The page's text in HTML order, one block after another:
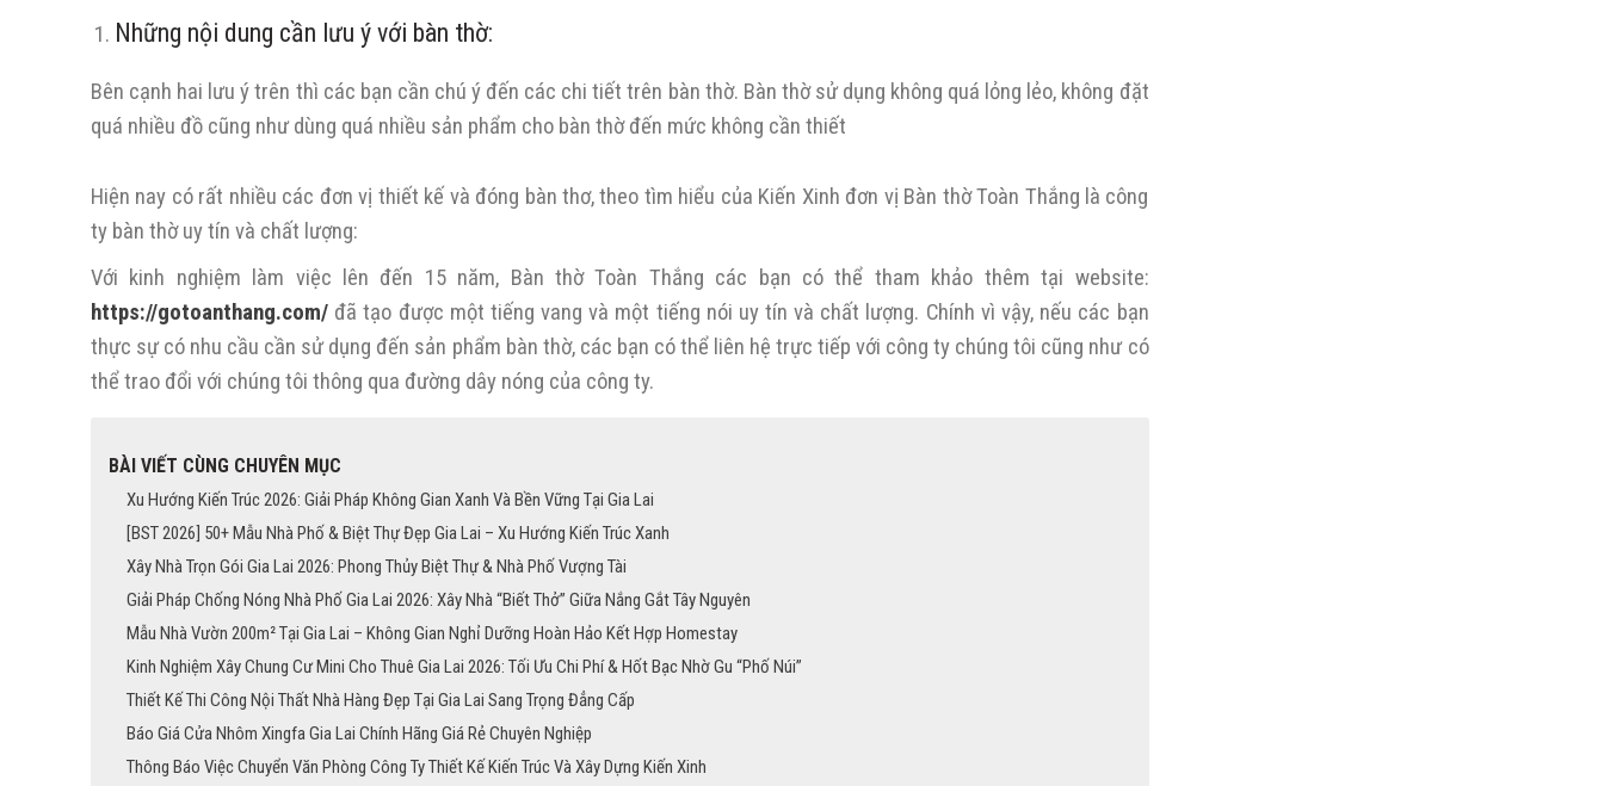
Những nội dung cần lưu ý với bàn thờ:
Bên cạnh hai lưu ý trên thì các bạn cần chú ý đến các chi tiết trên bàn thờ. Bàn thờ sử dụng không quá lỏng lẻo, không đặt
quá nhiều đồ cũng như dùng quá nhiều sản phẩm cho bàn thờ đến mức không cần thiết
Hiện nay có rất nhiều các đơn vị thiết kế và đóng bàn thơ, theo tìm hiểu của Kiến Xinh đơn vị Bàn thờ Toàn Thắng là công
ty bàn thờ uy tín và chất lượng:
Với kinh nghiệm làm việc lên đến 15 năm, Bàn thờ Toàn Thắng các bạn có thể tham khảo thêm tại website:
https://gotoanthang.com/ đã tạo được một tiếng vang và một tiếng nói uy tín và chất lượng. Chính vì vậy, nếu các bạn
thực sự có nhu cầu cần sử dụng đến sản phẩm bàn thờ, các bạn có thể liên hệ trực tiếp với công ty chúng tôi cũng như có
thể trao đổi với chúng tôi thông qua đường dây nóng của công ty.
BÀI VIẾT CÙNG CHUYÊN MỤC
Xu Hướng Kiến Trúc 2026: Giải Pháp Không Gian Xanh Và Bền Vững Tại Gia Lai
[BST 2026] 50+ Mẫu Nhà Phố & Biệt Thự Đẹp Gia Lai – Xu Hướng Kiến Trúc Xanh
Xây Nhà Trọn Gói Gia Lai 2026: Phong Thủy Biệt Thự & Nhà Phố Vượng Tài
Giải Pháp Chống Nóng Nhà Phố Gia Lai 2026: Xây Nhà “Biết Thở” Giữa Nắng Gắt Tây Nguyên
Mẫu Nhà Vườn 200m² Tại Gia Lai – Không Gian Nghỉ Dưỡng Hoàn Hảo Kết Hợp Homestay
Kinh Nghiệm Xây Chung Cư Mini Cho Thuê Gia Lai 2026: Tối Ưu Chi Phí & Hốt Bạc Nhờ Gu “Phố Núi”
Thiết Kế Thi Công Nội Thất Nhà Hàng Đẹp Tại Gia Lai Sang Trọng Đẳng Cấp
Báo Giá Cửa Nhôm Xingfa Gia Lai Chính Hãng Giá Rẻ Chuyên Nghiệp
Thông Báo Việc Chuyển Văn Phòng Công Ty Thiết Kế Kiến Trúc Và Xây Dựng Kiến Xinh